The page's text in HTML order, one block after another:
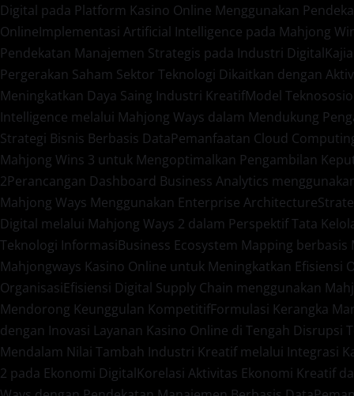
Digital pada Platform Kasino Online Menggunakan
OnlineImplementasi Artificial Intelligence pada Mahjong
Pendekatan Manajemen Strategis pada Industri Digital
Pergerakan Saham Sektor Teknologi Dikaitkan dengan
Meningkatkan Daya Saing Industri KreatifModel
Intelligence melalui Mahjong Ways dalam Mendukung
Strategi Bisnis Berbasis DataPemanfaatan Cloud
Mahjong Wins 3 untuk Mengoptimalkan Pengambilan
2Perancangan Dashboard Business Analytics
Mahjong Ways Menggunakan Enterprise Architecture
Digital melalui Mahjong Ways 2 dalam Perspektif Tata
Teknologi InformasiBusiness Ecosystem Mapping
Mahjongways Kasino Online untuk Meningkatkan Efisiensi
OrganisasiEfisiensi Digital Supply Chain menggunakan
Mendorong Keunggulan KompetitifFormulasi Kerangka
dengan Inovasi Layanan Kasino Online di Tengah Disrupsi
Mendalam Nilai Tambah Industri Kreatif melalui Integrasi
2 pada Ekonomi DigitalKorelasi Aktivitas Ekonomi Kreatif